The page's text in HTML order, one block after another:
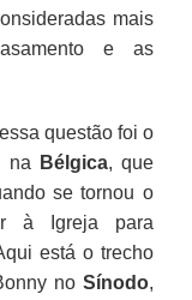
mais
e as
questão foi o
na Bélgica, que
se tornou o
à Igreja para
está o trecho
no Sínodo,